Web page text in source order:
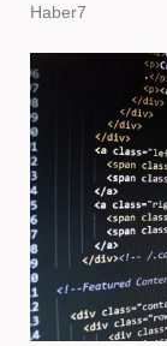
Haber7